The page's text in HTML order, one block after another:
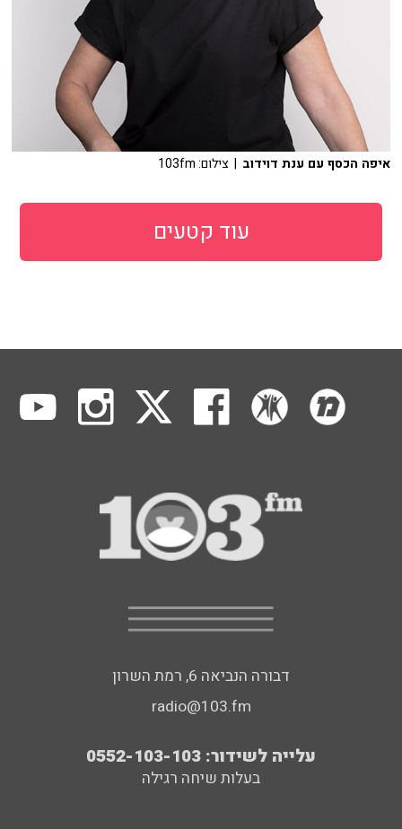
איפה הכסף עם ענת דוידוב | צילום: 103fm
עוד קטעים
דבורה הנביאה 6, רמת השרון
radio@103.fm
עלייה לשידור: 0552-103-103
בעלות שיחה רגילה